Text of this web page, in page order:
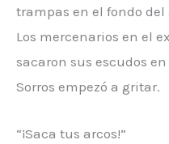
trampas en el fondo del
Los mercenarios en el
sacaron sus escudos
Sorros empezó a gritar.
“¡Saca tus arcos!”